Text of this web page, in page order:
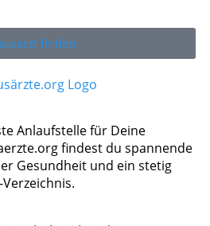
finden
Anlaufstelle für Deine
findest du spannende
Gesundheit und ein stetig